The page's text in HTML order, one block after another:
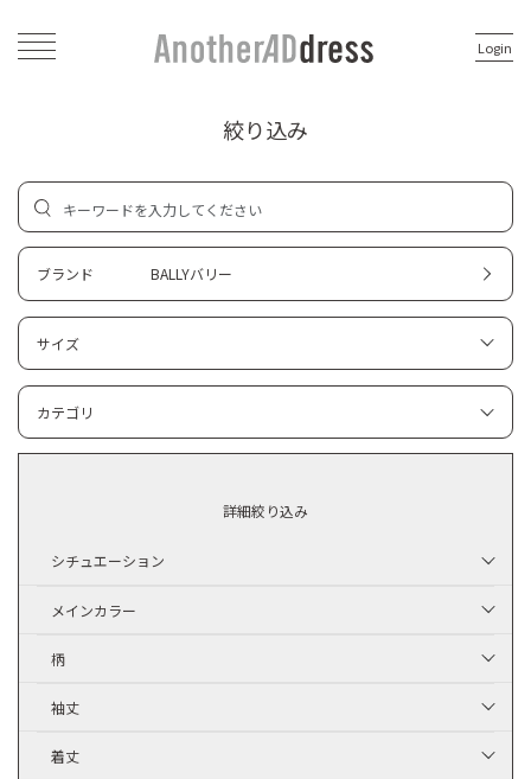
Login
絞り込み
ブランド BALLYバリー
サイズ
カテゴリ
詳細絞り込み
シチュエーション
メインカラー
柄
袖丈
着丈